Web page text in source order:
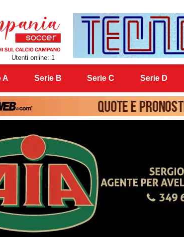
Utenti online: 1
A Serie B Serie C Serie D